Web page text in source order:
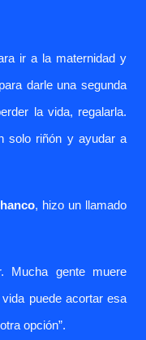
ir a la maternidad y
darle una segunda
la vida, regalarla.
solo riñón y ayudar a
, hizo un llamado
Mucha gente muere
puede acortar esa
opción”.